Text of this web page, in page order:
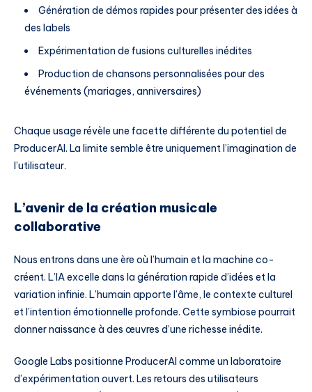
Génération de démos rapides pour présenter des idées à
des labels
Expérimentation de fusions culturelles inédites
Production de chansons personnalisées pour des
événements (mariages, anniversaires)
Chaque usage révèle une facette différente du potentiel de
ProducerAI. La limite semble être uniquement l’imagination de
l’utilisateur.
L’avenir de la création musicale
collaborative
Nous entrons dans une ère où l’humain et la machine co-
créent. L’IA excelle dans la génération rapide d’idées et la
variation infinie. L’humain apporte l’âme, le contexte culturel
et l’intention émotionnelle profonde. Cette symbiose pourrait
donner naissance à des œuvres d’une richesse inédite.
Google Labs positionne ProducerAI comme un laboratoire
d’expérimentation ouvert. Les retours des utilisateurs